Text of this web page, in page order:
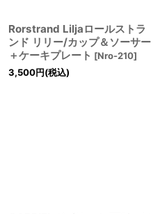
Rorstrand Liljaロールストラ
ンド リリー/カップ＆ソーサー
＋ケーキプレート [Nro-210]
3,500円(税込)